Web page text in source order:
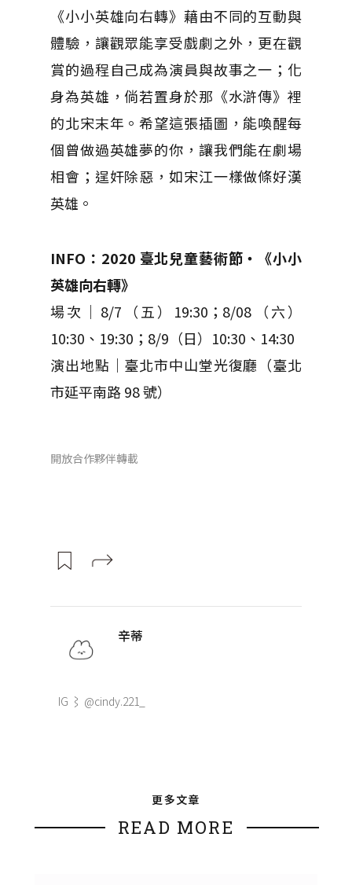
《小小英雄向右轉》藉由不同的互動與
體驗，讓觀眾能享受戲劇之外，更在觀
賞的過程自己成為演員與故事之一；化
身為英雄，倘若置身於那《水滸傳》裡
的北宋末年。希望這張插圖，能喚醒每
個曾做過英雄夢的你，讓我們能在劇場
相會；逞奸除惡，如宋江一樣做條好漢
英雄。
INFO：2020 臺北兒童藝術節・《小小
英雄向右轉》
場次｜8/7（五）19:30；8/08（六）
10:30、19:30；8/9（日）10:30、14:30
演出地點｜臺北市中山堂光復廳（臺北
市延平南路 98 號）
開放合作夥伴轉載
辛蒂
IG ⌇ @cindy.221_
更多文章
READ MORE